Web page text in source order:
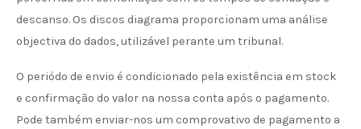
descanso. Os discos diagrama proporcionam uma análise
objectiva do dados, utilizável perante um tribunal.
O periódo de envio é condicionado pela existência em stock
e confirmação do valor na nossa conta após o pagamento.
Pode também enviar-nos um comprovativo de pagamento a